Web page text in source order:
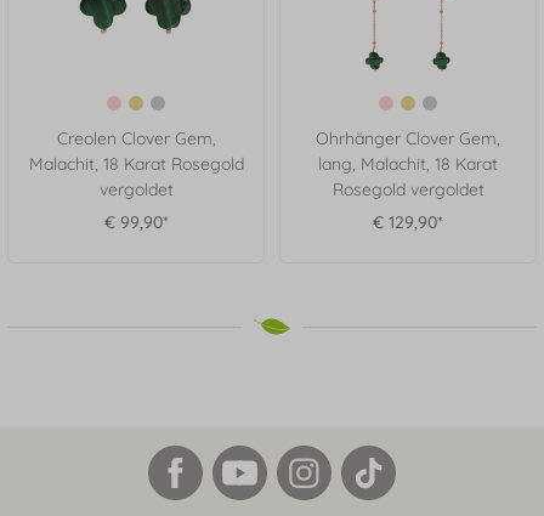
Creolen Clover Gem,
Malachit, 18 Karat Rosegold
vergoldet
€ 99,90*
Ohrhänger Clover Gem,
lang, Malachit, 18 Karat
Rosegold vergoldet
€ 129,90*